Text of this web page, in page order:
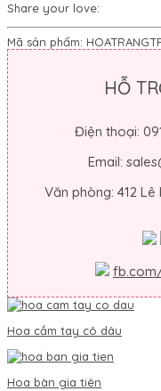
Share your love:
Mã sản phẩm:
HỖ
Điện thoại:
Email:
Văn phòng: 412 Lê
Hoa cầm tay cô dâu
Hoa bàn gia tiên